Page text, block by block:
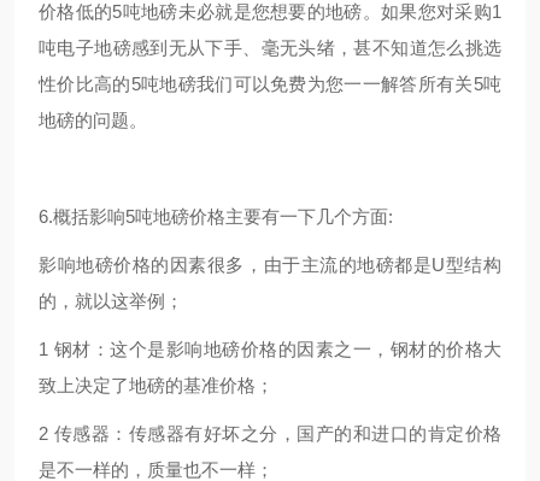
价格低的5吨地磅未必就是您想要的地磅。如果您对采购1
吨电子地磅感到无从下手、毫无头绪，甚不知道怎么挑选
性价比高的5吨地磅我们可以免费为您一一解答所有关5吨
地磅的问题。
6.概括影响5吨地磅价格主要有一下几个方面:
影响地磅价格的因素很多，由于主流的地磅都是U型结构
的，就以这举例；
1 钢材：这个是影响地磅价格的因素之一，钢材的价格大
致上决定了地磅的基准价格；
2 传感器：传感器有好坏之分，国产的和进口的肯定价格
是不一样的，质量也不一样；